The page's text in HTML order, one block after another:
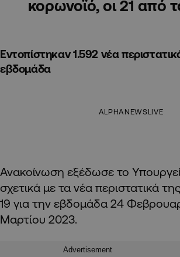
κορωνοϊό, οι 21 από
Εντοπίστηκαν 1.592 νέα
εβδομάδα
ALPHANEWSLIVE
Ανακοίνωση εξέδωσε το
σχετικά με τα νέα περιστατικά
19 για την εβδομάδα 24
Μαρτίου 2023.
Advertisement